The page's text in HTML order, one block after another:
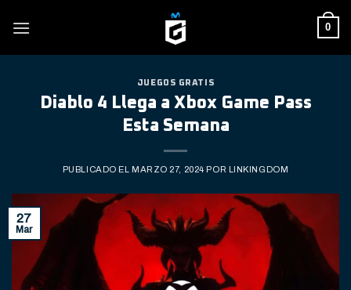
0
JUEGOS GRATIS
Diablo 4 Llega a Xbox Game Pass
Esta Semana
PUBLICADO EL MARZO 27, 2024 POR LINKINGDOM
27
Mar